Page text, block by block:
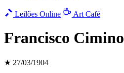
Leilões Online Art Café
Francisco Cimino
★ 27/03/1904